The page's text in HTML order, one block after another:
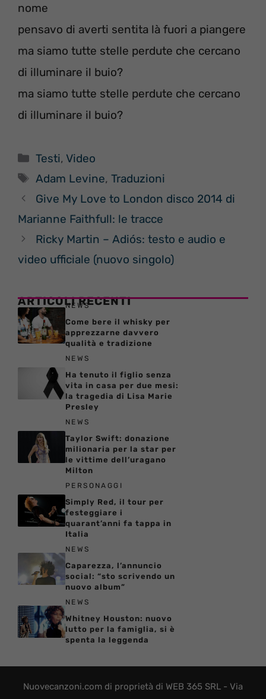
nome
pensavo di averti sentita là fuori a piangere
ma siamo tutte stelle perdute che cercano
di illuminare il buio?
ma siamo tutte stelle perdute che cercano
di illuminare il buio?
Categorie
Testi,Video
Tag
Adam Levine,Traduzioni
Give My Love to London disco 2014 di
Marianne Faithfull: le tracce
Ricky Martin – Adiós: testo e audio e
video ufficiale (nuovo singolo)
ARTICOLI RECENTI
NEWS
Come bere il whisky per
apprezzarne davvero
qualità e tradizione
NEWS
Ha tenuto il figlio senza
vita in casa per due mesi:
la tragedia di Lisa Marie
Presley
NEWS
Taylor Swift: donazione
milionaria per la star per
le vittime dell’uragano
Milton
PERSONAGGI
Simply Red, il tour per
festeggiare i
quarant’anni fa tappa in
Italia
NEWS
Caparezza, l’annuncio
social: “sto scrivendo un
nuovo album”
NEWS
Whitney Houston: nuovo
lutto per la famiglia, si è
spenta la leggenda
Nuovecanzoni.com di proprietà di WEB 365 SRL - Via